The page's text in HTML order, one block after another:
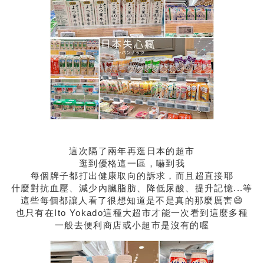
這次隔了兩年再逛日本的超市
逛到優格這一區，嚇到我
每個牌子都打出健康取向的訴求，而且超直接耶
什麼對抗血壓、減少內臟脂肪、降低尿酸、提升記憶...等
這些每個都讓人看了很想知道是不是真的那麼厲害😄
也只有在Ito Yokado這種大超市才能一次看到這麼多種
一般去便利商店或小超市是沒有的喔